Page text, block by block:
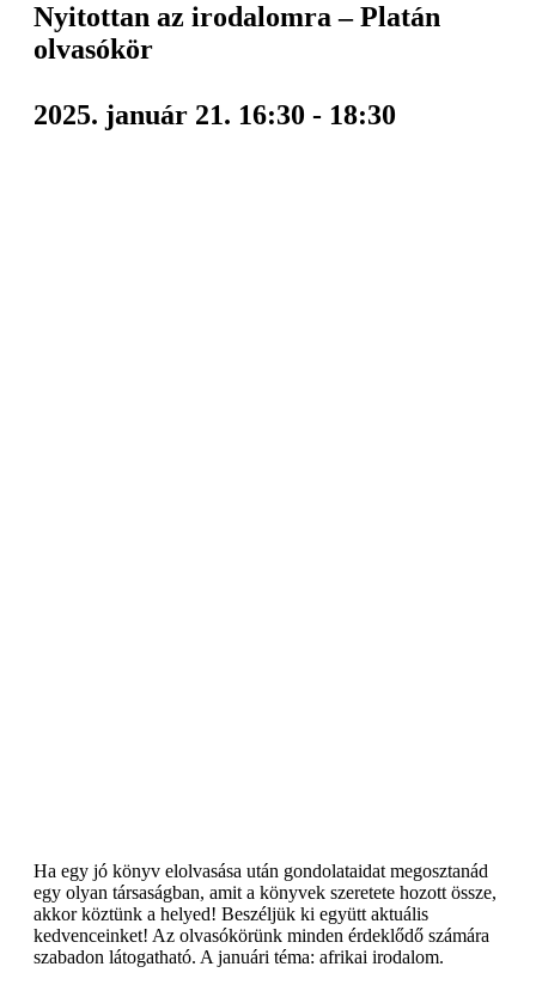
Nyitottan az irodalomra – Platán
olvasókör
2025. január 21. 16:30 - 18:30
Ha egy jó könyv elolvasása után gondolataidat megosztanád
egy olyan társaságban, amit a könyvek szeretete hozott össze,
akkor köztünk a helyed! Beszéljük ki együtt aktuális
kedvenceinket! Az olvasókörünk minden érdeklődő számára
szabadon látogatható. A januári téma: afrikai irodalom.